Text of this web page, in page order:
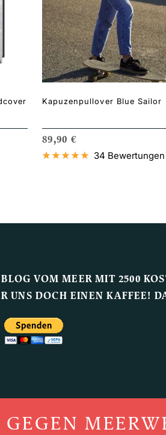
Kapuzenpullover Blue Sailor
ANGEBOTSPREIS
89,90 €
34 Bewertungen
VOM MEER MIT 2500
UNS DOCH EINEN KAFFEE!
MEERWEH